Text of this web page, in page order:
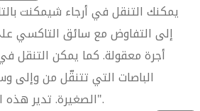
يمكنك التنقل في أرجاء شيمكنت
إلى التفاوض مع سائق التاكسي
أجرة معقولة. كما يمكن التنقل
الباصات التي تتنقّل من وإلى
الصغيرة. تدير هذه الباصات شركة "سيتي باص".